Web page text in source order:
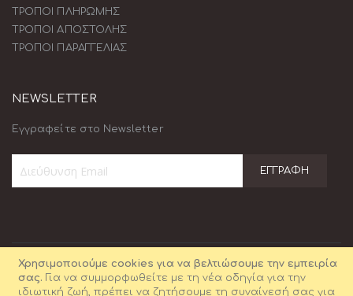
Χρησιμοποιούμε cookies για να βελτιώσουμε την εμπειρία
σας.
Για να συμμορφωθείτε με τη νέα οδηγία για την
ιδιωτική ζωή, πρέπει να ζητήσουμε τη συναίνεσή σας για
ΤΡΟΠΟΙ ΠΛΗΡΩΜΗΣ
ΤΡΟΠΟΙ ΑΠΟΣΤΟΛΗΣ
ΤΡΟΠΟΙ ΠΑΡΑΓΓΕΛΙΑΣ
NEWSLETTER
Εγγραφείτε στο Newsletter
Δελτίο:
ΕΓΓΡΑΦΉ